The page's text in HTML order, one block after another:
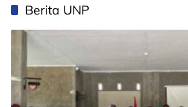
Berita UNP